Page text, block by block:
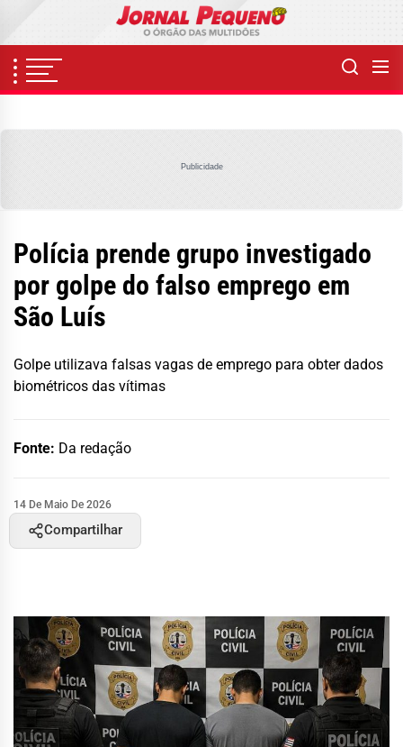
content
Publicidade
Polícia prende grupo investigado
por golpe do falso emprego em
São Luís
Golpe utilizava falsas vagas de emprego para obter dados
biométricos das vítimas
Fonte: Da redação
14 De Maio De 2026
Compartilhar